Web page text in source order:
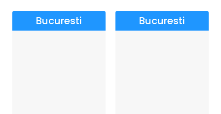
Bucuresti Bucuresti